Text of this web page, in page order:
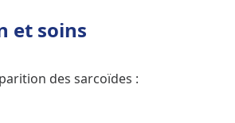
et soins
des sarcoïdes :